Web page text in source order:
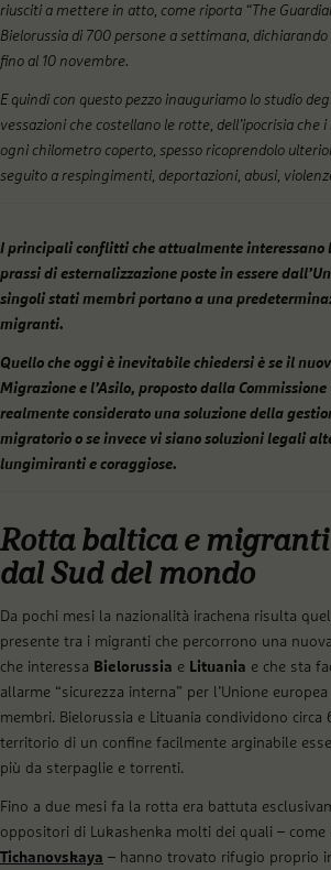
riusciti a mettere in atto, come riporta “The
Bielorussia di 700 persone a settimana,
fino al 10 novembre.
E quindi con questo pezzo inauguriamo lo studio
vessazioni che costellano le rotte, dell’ipocrisia
ogni chilometro coperto, spesso ricoprendolo
seguito a respingimenti, deportazioni, abusi,
I principali conflitti che attualmente interessano
prassi di esternalizzazione poste in essere
singoli stati membri portano a una
migranti.
Quello che oggi è inevitabile chiedersi è se il
Migrazione e l’Asilo, proposto dalla Commissione
realmente considerato una soluzione della
migratorio o se invece vi siano soluzioni legali
lungimiranti e coraggiose.
Rotta baltica e
dal Sud del mondo
Da pochi mesi la nazionalità irachena risulta
presente tra i migranti che percorrono una
che interessa Bielorussia e Lituania e che sta
allarme “sicurezza interna” per l’Unione
membri. Bielorussia e Lituania condividono circa
territorio di un confine facilmente arginabile
più da sterpaglie e torrenti.
Fino a due mesi fa la rotta era battuta
oppositori di Lukashenka molti dei quali – come
Tichanovskaya – hanno trovato rifugio proprio